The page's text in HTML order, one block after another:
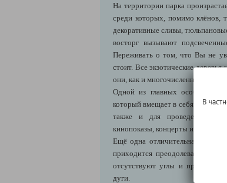
На территории парка
среди которых, помимо клёнов,
декоративные сливы,
восторг вызывают
Переживать о том, что Вы не
стоит. Все экзотические
они, как и многочисленные
Одной из главных
который вмещает в себя около
также и для проведения
кинопоказы, концерты и
Ещё одна отличительная
приходится преодолевать то
отсутствуют углы и прямые
дуги.
В